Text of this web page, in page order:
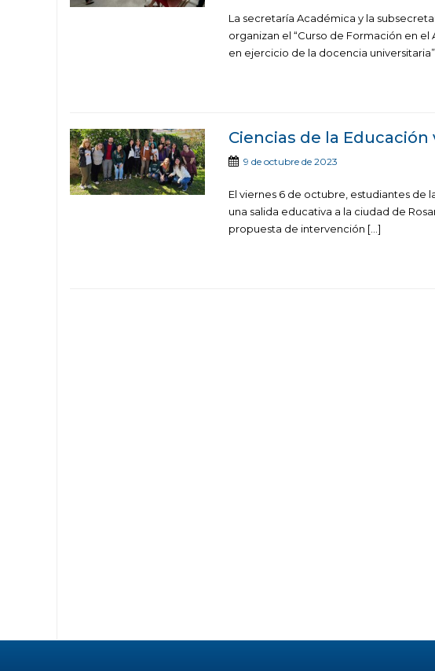
La secretaría Académica y la
organizan el “Curso de Formación en
en ejercicio de la docencia
Ciencias de la Educación
9 de octubre de 2023
El viernes 6 de octubre, estudiantes de
una salida educativa a la ciudad de
propuesta de intervención […]